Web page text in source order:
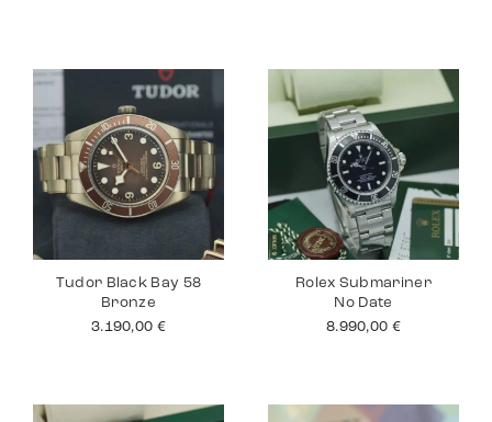
Tudor Black Bay 58
Bronze
3.190,00 €
Rolex Submariner
No Date
8.990,00 €